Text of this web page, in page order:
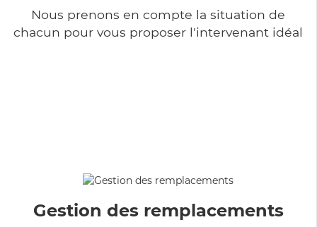
Nous prenons en compte la situation de
chacun pour vous proposer l'intervenant idéal
Gestion des remplacements